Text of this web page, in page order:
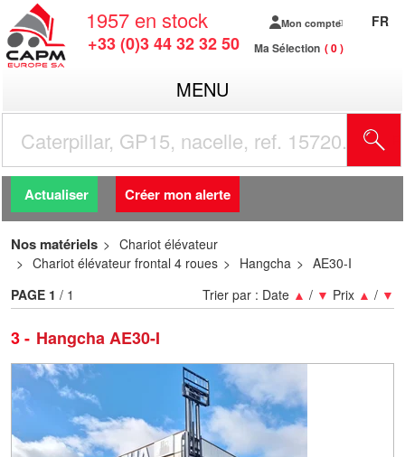
1957 en stock
+33 (0)3 44 32 32 50
Mon compte
Ma Sélection 0
FR
MENU
Actualiser Créer mon alerte
Nos matériels
Chariot élévateur
Chariot élévateur frontal 4 roues
Hangcha AE30-I
3 Hangcha AE30-I
Trier par : Date ▲ / ▼ Prix ▲ / ▼
PAGE 1 / 1